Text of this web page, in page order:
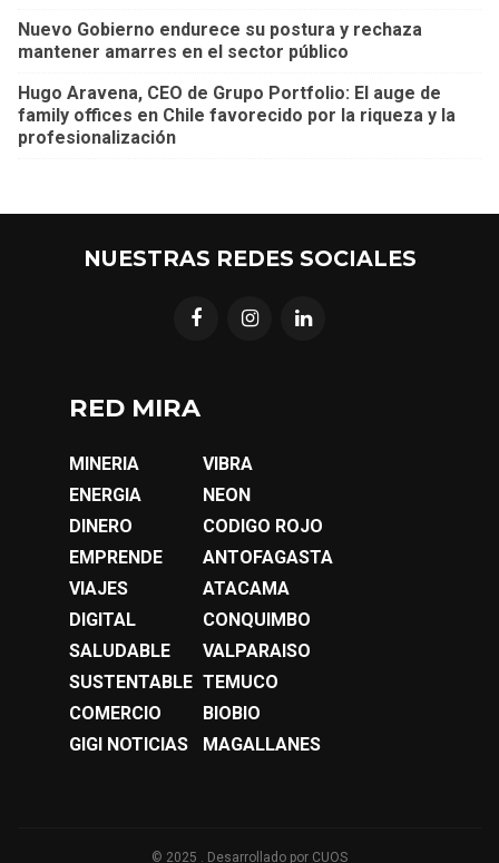
Nuevo Gobierno endurece su postura y rechaza
mantener amarres en el sector público
Hugo Aravena, CEO de Grupo Portfolio: El auge de
family offices en Chile favorecido por la riqueza y la
profesionalización
NUESTRAS REDES SOCIALES
RED MIRA
MINERIA
ENERGIA
DINERO
EMPRENDE
VIAJES
DIGITAL
SALUDABLE
SUSTENTABLE
COMERCIO
GIGI NOTICIAS
VIBRA
NEON
CODIGO ROJO
ANTOFAGASTA
ATACAMA
CONQUIMBO
VALPARAISO
TEMUCO
BIOBIO
MAGALLANES
© 2025 . Desarrollado por CUOS